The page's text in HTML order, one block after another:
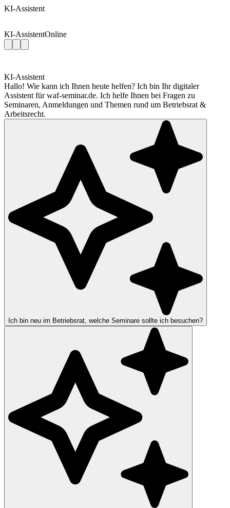
KI-Assistent
KI-AssistentOnline
KI-Assistent
Hallo! Wie kann ich Ihnen heute helfen? Ich bin Ihr digitaler
Assistent für waf-seminar.de. Ich helfe Ihnen bei Fragen zu
Seminaren, Anmeldungen und Themen rund um Betriebsrat &
Arbeitsrecht.
Ich bin neu im Betriebsrat, welche Seminare sollte ich besuchen?